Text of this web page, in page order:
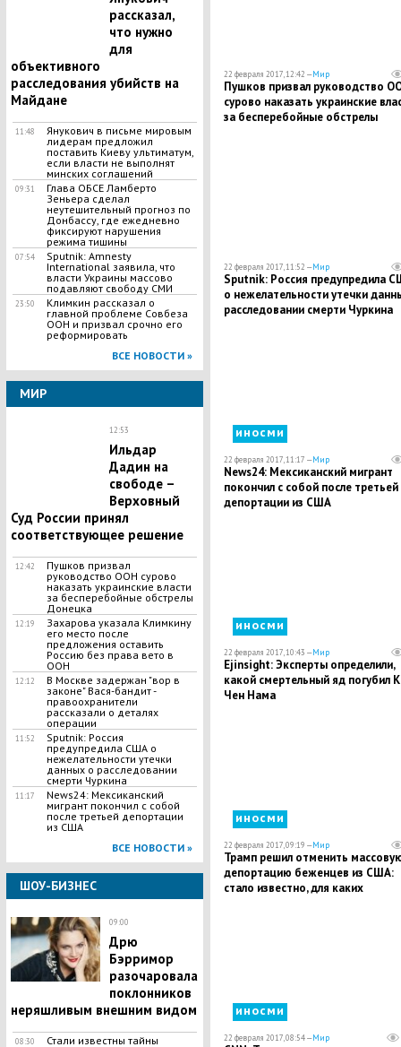
рассказал,
что нужно
для
объективного
расследования убийств на
Майдане
11:48
Янукович в письме мировым
лидерам предложил
поставить Киеву ультиматум,
если власти не выполнят
минских соглашений
09:31
Глава ОБСЕ Ламберто
Зеньера сделал
неутешительный прогноз по
Донбассу, где ежедневно
фиксируют нарушения
режима тишины
07:54
Sputnik: Amnesty
International заявила, что
власти Украины массово
подавляют свободу СМИ
23:50
Климкин рассказал о
главной проблеме Совбеза
ООН и призвал срочно его
реформировать
ВСЕ НОВОСТИ »
МИР
12:53
Ильдар
Дадин на
свободе –
Верховный
Суд России принял
соответствующее решение
12:42
Пушков призвал
руководство ООН сурово
наказать украинские власти
за бесперебойные обстрелы
Донецка
12:19
Захарова указала Климкину
его место после
предложения оставить
Россию без права вето в
ООН
12:12
В Москве задержан "вор в
законе" Вася-бандит -
правоохранители
рассказали о деталях
операции
11:52
Sputnik: Россия
предупредила США о
нежелательности утечки
данных о расследовании
смерти Чуркина
11:17
News24: Мексиканский
мигрант покончил с собой
после третьей депортации
из США
ВСЕ НОВОСТИ »
ШОУ-БИЗНЕС
09:00
Дрю
Бэрримор
разочаровала
поклонников
неряшливым внешним видом
08:30
Стали известны тайны
22 февраля 2017, 12:42 —Мир
Пушков призвал руководство
сурово наказать украинские
за бесперебойные обстрелы
22 февраля 2017, 11:52 —Мир
Sputnik: Россия предупредила
о нежелательности утечки
расследовании смерти Чуркина
иносми
22 февраля 2017, 11:17 —Мир
News24: Мексиканский мигрант
покончил с собой после третьей
депортации из США
иносми
22 февраля 2017, 10:43 —Мир
Ejinsight: Эксперты определили,
какой смертельный яд погубил
Чен Нама
иносми
22 февраля 2017, 09:19 —Мир
Трамп решил отменить
депортацию беженцев из США:
стало известно, для каких
иносми
22 февраля 2017, 08:54 —Мир